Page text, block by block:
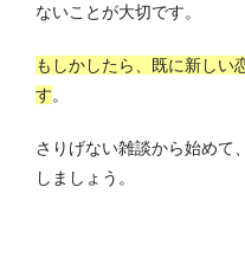
ないことが大切です。
もしかしたら、既に新しい
す。
さりげない雑談から始めて
しましょう。